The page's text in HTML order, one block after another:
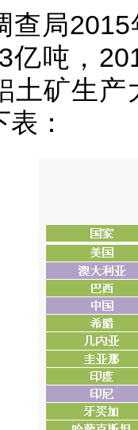
查局
亿吨，
土矿生
：